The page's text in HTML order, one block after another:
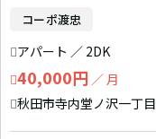
コーポ渡忠
アパート ／ 2DK
40,000円 ／ 月
秋田市寺内堂ノ沢一丁目